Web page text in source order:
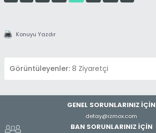
Konuyu Yazdır
Görüntüleyenler: 8 Ziyaretçi
GENEL SORUNLARINIZ İÇİN
detay@izmox.com
BAN SORUNLARINIZ İÇİN